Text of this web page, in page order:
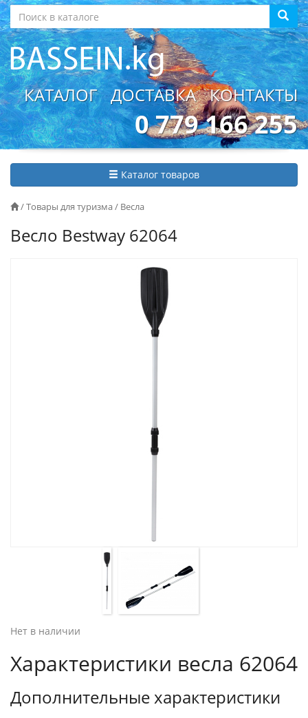
КАТАЛОГ ДОСТАВКА КОНТАКТЫ
0 779 166 255
Каталог товаров
/Товары для туризма/ Весла
Весло Bestway 62064
Нет в наличии
Характеристики весла 62064
Дополнительные характеристики